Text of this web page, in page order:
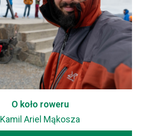
O koło roweru
Kamil Ariel Mąkosza